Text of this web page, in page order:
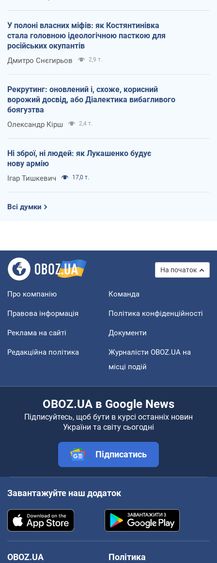
У полоні власних міфів: як Костянтинівка
стала головною ідеологічною пасткою для
російських окупантів
Дмитро Снєгирьов 2,9 т.
Рекрутинг: оновлений і, схоже, корисний
ворожий досвід, або Діалектика вибагливого
боягузтва
Олександр Кірш 2,4 т.
Ні зброї, ні людей: як Лукашенко будує
нову армію
Ігар Тишкевич 17,0 т.
Всі думки
На початок
Про компанію Команда
Правова інформація Політика конфіденційності
Реклама на сайті Документи
Редакційна політика
Журналісти OBOZ.UA на
місці подій
OBOZ.UA в Google News
Підписуйтесь, щоб бути в курсі останніх новин
України та світу сьогодні
Підписатись
Завантажуйте наш додаток
OBOZ.UA
Політика